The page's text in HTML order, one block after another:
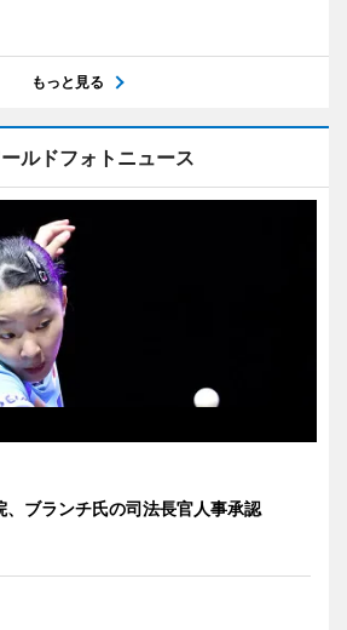
もっと見る
ルドフォトニュース
、ブランチ氏の司法長官人事承認